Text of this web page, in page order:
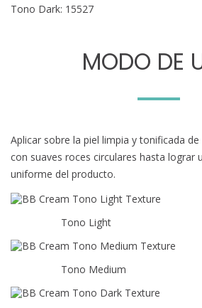
Tono Dark: 15527
MODO DE
Aplicar sobre la piel limpia y tonificada
con suaves roces circulares hasta lograr
uniforme del producto.
Tono Medium